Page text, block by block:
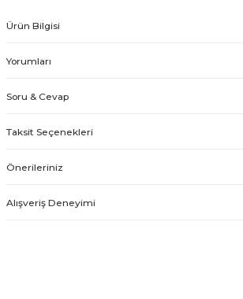
Ürün Bilgisi
Yorumları
Soru & Cevap
Taksit Seçenekleri
Önerileriniz
Alışveriş Deneyimi